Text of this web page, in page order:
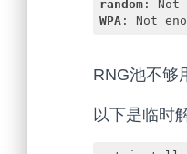
random
WPA: Not
RNG池不够
以下是临时